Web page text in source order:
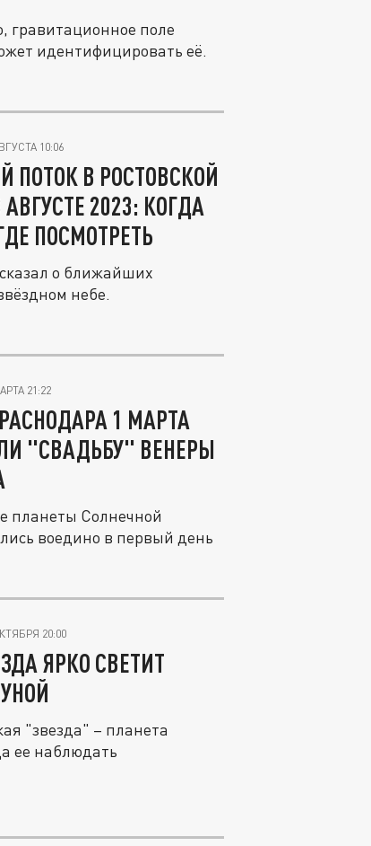
гравитационное поле
идентифицировать её.
10:06
ПОТОК В РОСТОВСКОЙ
2023: КОГДА
ПОСМОТРЕТЬ
о ближайших
небе.
21:22
1 МАРТА
"СВАДЬБУ" ВЕНЕРЫ
планеты Солнечной
воедино в первый день
20:00
ЯРКО СВЕТИТ
"звезда" – планета
ее наблюдать